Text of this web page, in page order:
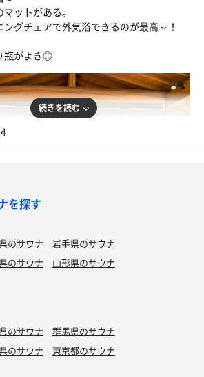
ットがある。
グチェアで外気浴できるのが最高～！
瓶がよき◎
続きを読む
4
を探す
のサウナ
岩手県のサウナ
のサウナ
山形県のサウナ
のサウナ
群馬県のサウナ
のサウナ
東京都のサウナ